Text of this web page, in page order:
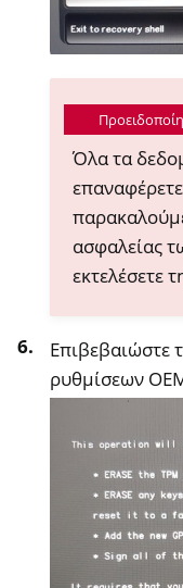
Όλα τα
ασφαλείας
εκτελέσετε
Επιβεβαιώστε
ρυθμίσεων